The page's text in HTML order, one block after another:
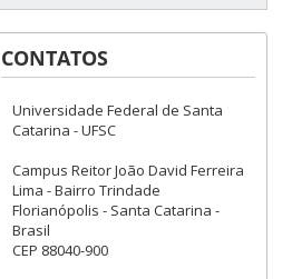
CONTATOS
Universidade Federal de Santa
Catarina - UFSC
Campus Reitor João David Ferreira
Lima - Bairro Trindade
Florianópolis - Santa Catarina -
Brasil
CEP 88040-900